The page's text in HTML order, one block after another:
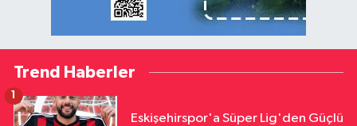
Trend Haberler
Eskişehirspor'a Süper Lig'den Güçlü
1